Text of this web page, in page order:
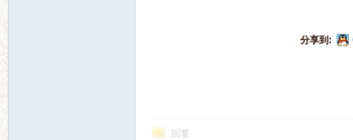
分享到:
回复